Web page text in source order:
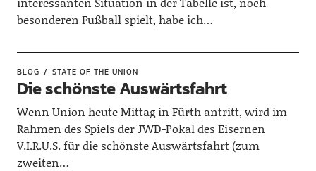
besonderen Fußball spielt, habe ich…
BLOG STATE OF THE UNION
Die schönste Auswärtsfahrt
Wenn Union heute Mittag in Fürth antritt, wird im
Rahmen des Spiels der JWD-Pokal des Eisernen
V.I.R.U.S. für die schönste Auswärtsfahrt (zum
zweiten…